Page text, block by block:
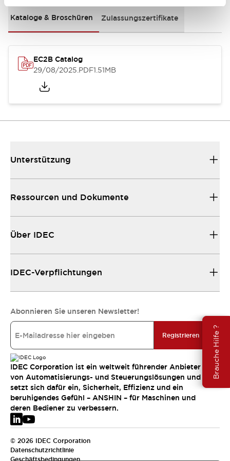
Brauche Hilfe ?
Kataloge & Broschüren Zulassungszertifikate
EC2B Catalog
29/08/2025.PDF1.51MB
Unterstützung
Ressourcen und Dokumente
Über IDEC
IDEC-Verpflichtungen
Abonnieren Sie unseren Newsletter!
Registrieren
IDEC Corporation ist ein weltweit führender Anbieter
von Automatisierungs- und Steuerungslösungen und
setzt sich dafür ein, Sicherheit, Effizienz und ein
beruhigendes Gefühl – ANSHIN – für Maschinen und
deren Bediener zu verbessern.
© 2026 IDEC Corporation
Datenschutzrichtlinie